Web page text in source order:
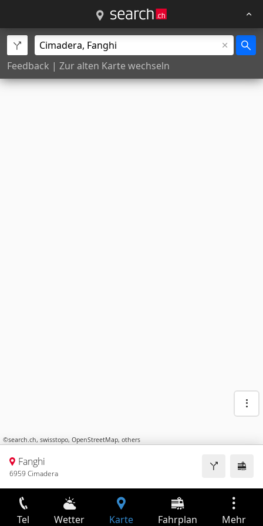
Feedback | Zur alten Karte wechseln
©search.ch, swisstopo, OpenStreetMap, others
Fanghi
6959 Cimadera
Tel Wetter Karte Fahrplan Mehr